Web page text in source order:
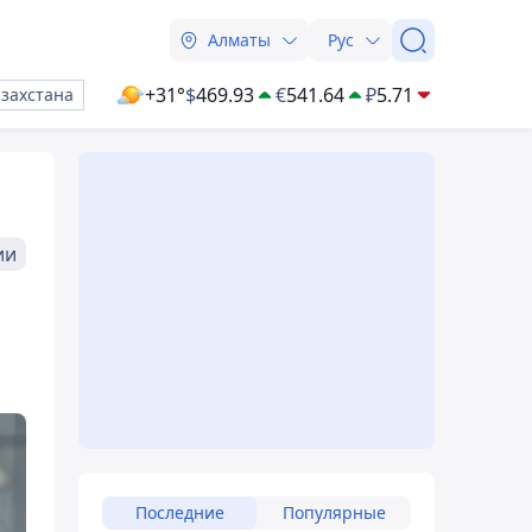
Алматы Рус
+31°$469.93 €541.64 ₽5.71
Последние Популярные